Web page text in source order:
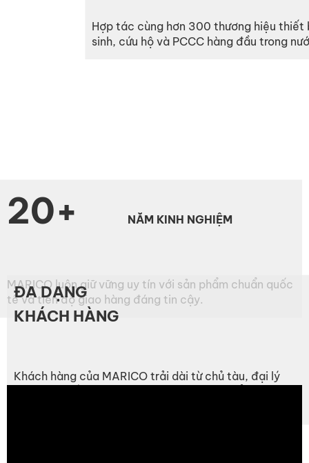
Hợp tác cùng hơn 300 thương hiệu
sinh, cứu hộ và PCCC hàng đầu trong
20+ NĂM KINH NGHIỆM
MARICO luôn giữ vững uy tín với sản phẩm chuẩn quốc
tế và tiến độ giao hàng đáng tin cậy.
ĐA DẠNG
KHÁCH HÀNG
Khách hàng của MARICO trải dài từ chủ tàu, đại lý